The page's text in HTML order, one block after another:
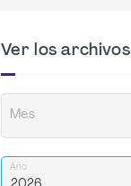
Ver los archivos
Mes
Año